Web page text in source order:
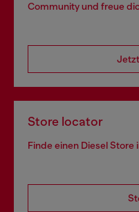
Community und freue
Store locator
Finde einen Diesel Store